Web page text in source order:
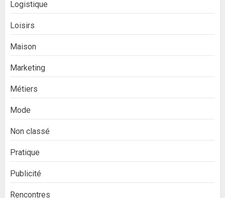
Logistique
Loisirs
Maison
Marketing
Métiers
Mode
Non classé
Pratique
Publicité
Rencontres